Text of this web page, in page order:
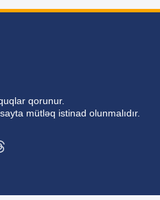
qorunur.
mütləq istinad olunmalıdır.